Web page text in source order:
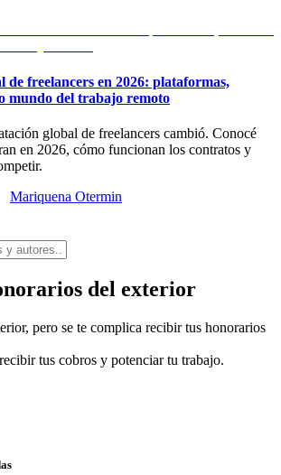
de freelancers en 2026: plataformas,
mundo del trabajo remoto
global de freelancers cambió. Conocé
en 2026, cómo funcionan los contratos y
Mariquena Otermin
del exterior
pero se te complica recibir tus honorarios
tus cobros y potenciar tu trabajo.